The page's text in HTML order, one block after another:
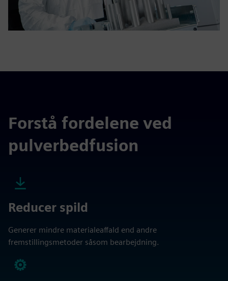
Forstå fordelene ved
pulverbedfusion
Reducer spild
Generer mindre materialeaffald end andre
fremstillingsmetoder såsom bearbejdning.